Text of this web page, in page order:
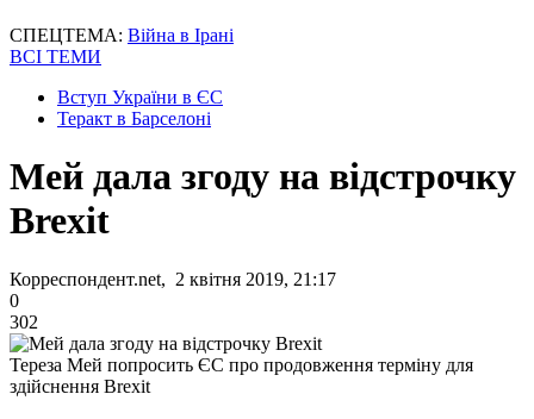
СПЕЦТЕМА: Війна в Ірані
ВСІ ТЕМИ
Вступ України в ЄС
Теракт в Барселоні
Мей дала згоду на відстрочку
Brexit
Корреспондент.net, 2 квітня 2019, 21:17
0
302
Тереза Мей попросить ЄС про продовження терміну для
здійснення Brexit